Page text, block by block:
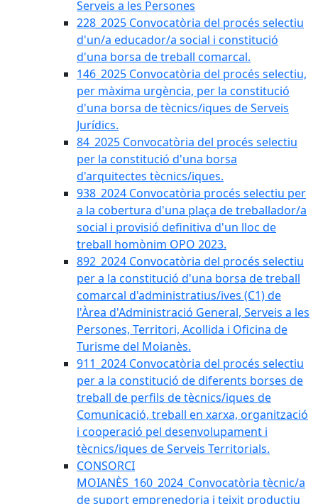
Serveis a les Persones
228_2025 Convocatòria del procés selectiu
d'un/a educador/a social i constitució
d'una borsa de treball comarcal.
146_2025 Convocatòria del procés selectiu,
per màxima urgència, per la constitució
d'una borsa de tècnics/iques de Serveis
Jurídics.
84_2025 Convocatòria del procés selectiu
per la constitució d'una borsa
d'arquitectes tècnics/iques.
938_2024 Convocatòria procés selectiu per
a la cobertura d'una plaça de treballador/a
social i provisió definitiva d'un lloc de
treball homònim OPO 2023.
892_2024 Convocatòria del procés selectiu
per a la constitució d'una borsa de treball
comarcal d'administratius/ives (C1) de
l'Àrea d'Administració General, Serveis a les
Persones, Territori, Acollida i Oficina de
Turisme del Moianès.
911_2024 Convocatòria del procés selectiu
per a la constitució de diferents borses de
treball de perfils de tècnics/iques de
Comunicació, treball en xarxa, organització
i cooperació pel desenvolupament i
tècnics/iques de Serveis Territorials.
CONSORCI
MOIANÈS_160_2024_Convocatòria tècnic/a
de suport emprenedoria i teixit productiu